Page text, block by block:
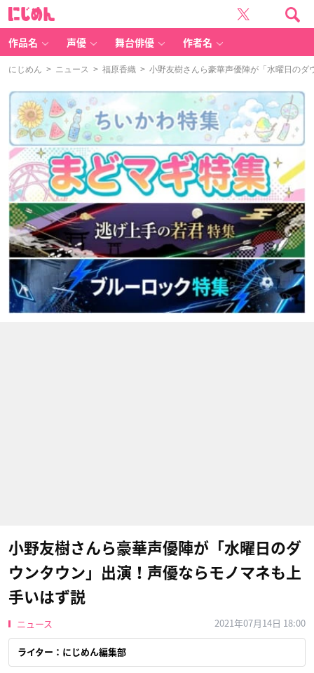
作品名 声優 舞台俳優 作者名
にじめん > ニュース > 福原香織 > 小野友樹さんら豪華声優陣が「水曜日のダ
小野友樹さんら豪華声優陣が「水曜日のダ
ウンタウン」出演！声優ならモノマネも上
手いはず説
ニュース 2021年07月14日 18:00
ライター：にじめん編集部